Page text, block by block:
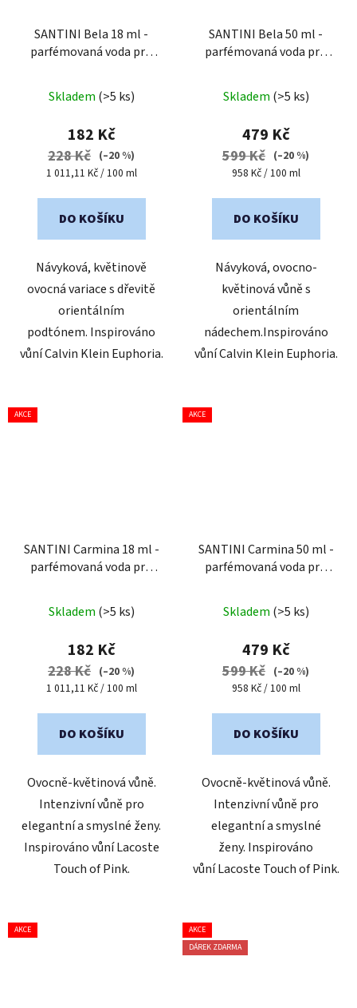
SANTINI Bela 18 ml -
parfémovaná voda pro
balení
Skladem (>5 ks)
182 Kč
228 Kč (–20 %)
Měrná
1 011,11 Kč / 100 ml
DO KOŠÍKU
Návyková, květinově
ovocná variace s dřevitě
orientálním
podtónem. Inspirováno
vůní Calvin Klein Euphoria.
SANTINI Bela 50 ml -
parfémovaná voda pro
hodnocení
produktu
je
5,0
5
Skladem (>5 ks)
479 Kč
599 Kč (–20 %)
Měrná
958 Kč / 100 ml
DO KOŠÍKU
Návyková, ovocno-
květinová vůně s
orientálním
nádechem.Inspirováno
vůní Calvin Klein Euphoria.
AKCE
SANTINI Carmina 18 ml -
parfémovaná voda pro
balení
hodnocení
produktu
je
5,0
5
Skladem (>5 ks)
182 Kč
228 Kč (–20 %)
Měrná
1 011,11 Kč / 100 ml
DO KOŠÍKU
Ovocně-květinová vůně.
Intenzivní vůně pro
elegantní a smyslné ženy.
Inspirováno vůní Lacoste
Touch of Pink.
AKCE
SANTINI Carmina 50 ml -
parfémovaná voda pro
hodnocení
produktu
je
5,0
5
Skladem (>5 ks)
479 Kč
599 Kč (–20 %)
Měrná
958 Kč / 100 ml
DO KOŠÍKU
Ovocně-květinová vůně.
Intenzivní vůně pro
elegantní a smyslné
ženy. Inspirováno
vůní Lacoste Touch of Pink.
AKCE
AKCE
DÁREK ZDARMA